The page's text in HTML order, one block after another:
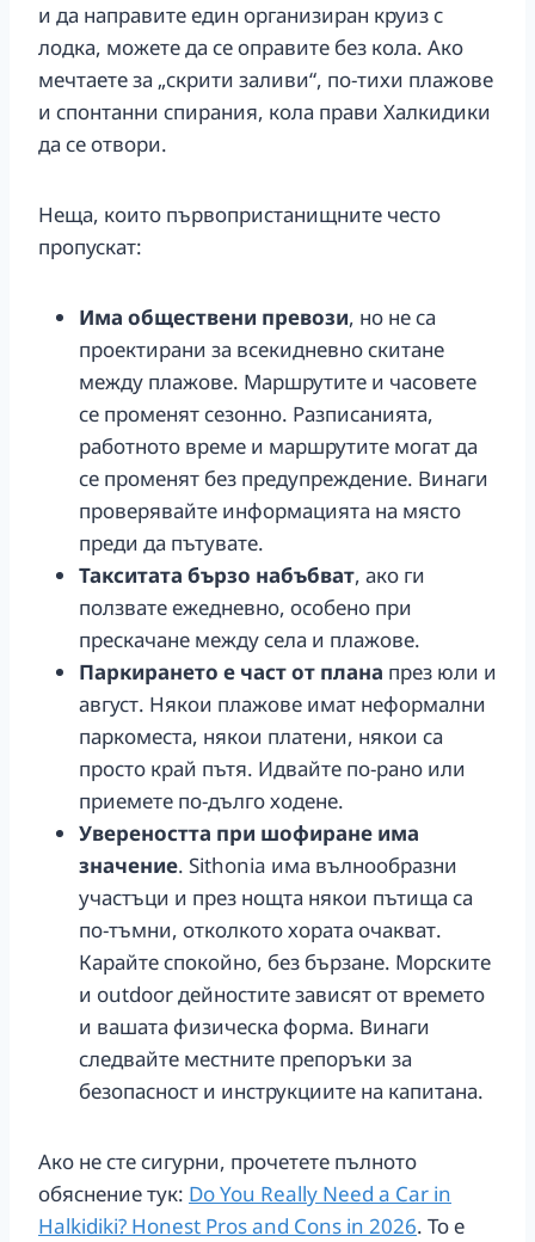
и да направите един организиран круиз с
лодка, можете да се оправите без кола. Ако
мечтаете за „скрити заливи“, по-тихи плажове
и спонтанни спирания, кола прави Халкидики
да се отвори.
Неща, които първопристанищните често
пропускат:
Има обществени превози, но не са
проектирани за всекидневно скитане
между плажове. Маршрутите и часовете
се променят сезонно. Разписанията,
работното време и маршрутите могат да
се променят без предупреждение. Винаги
проверявайте информацията на място
преди да пътувате.
Такситата бързо набъбват, ако ги
ползвате ежедневно, особено при
прескачане между села и плажове.
Паркирането е част от плана през юли и
август. Някои плажове имат неформални
паркоместа, някои платени, някои са
просто край пътя. Идвайте по-рано или
приемете по-дълго ходене.
Увереността при шофиране има
значение. Sithonia има вълнообразни
участъци и през нощта някои пътища са
по-тъмни, отколкото хората очакват.
Карайте спокойно, без бързане. Морските
и outdoor дейностите зависят от времето
и вашата физическа форма. Винаги
следвайте местните препоръки за
безопасност и инструкциите на капитана.
Ако не сте сигурни, прочетете пълното
обяснение тук: Do You Really Need a Car in
Halkidiki? Honest Pros and Cons in 2026. То е